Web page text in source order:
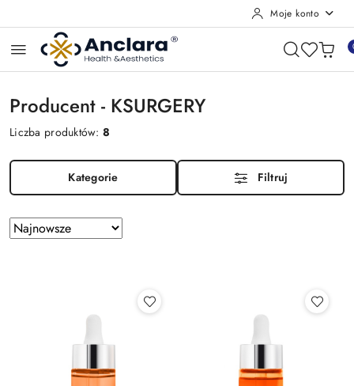
Moje konto
Producent - KSURGERY
Liczba produktów:8
Kategorie Filtruj
Zastosowano
sortowanie:
Sortuj
według